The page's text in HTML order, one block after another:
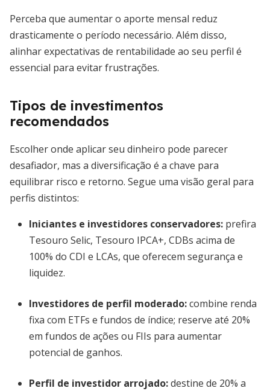
Perceba que aumentar o aporte mensal reduz
drasticamente o período necessário. Além disso,
alinhar expectativas de rentabilidade ao seu perfil é
essencial para evitar frustrações.
Tipos de investimentos
recomendados
Escolher onde aplicar seu dinheiro pode parecer
desafiador, mas a diversificação é a chave para
equilibrar risco e retorno. Segue uma visão geral para
perfis distintos:
Iniciantes e investidores conservadores: prefira
Tesouro Selic, Tesouro IPCA+, CDBs acima de
100% do CDI e LCAs, que oferecem segurança e
liquidez.
Investidores de perfil moderado:combine renda
fixa com ETFs e fundos de índice; reserve até 20%
em fundos de ações ou FIIs para aumentar
potencial de ganhos.
Perfil de investidor arrojado:destine de 20% a